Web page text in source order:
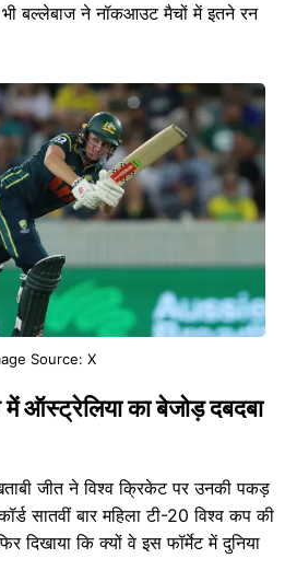
भी बल्लेबाज ने नॉकआउट मैचों में इतने रन
Source: X
ऑस्ट्रेलिया का बेजोड़ दबदबा
जीत ने विश्व क्रिकेट पर उनकी पकड़
सातवीं बार महिला टी-20 विश्व कप की
दिखाया कि क्यों वे इस फॉर्मेट में दुनिया